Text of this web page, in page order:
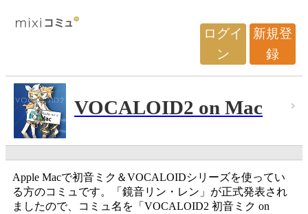
ログイ
ン
新規登
録
VOCALOID2 on Mac
Apple Macで初音ミク＆VOCALOIDシリーズを使ってい
る方のコミュです。「鏡音リン・レン」が正式発表され
ましたので、コミュ名を「VOCALOID2 初音ミク on